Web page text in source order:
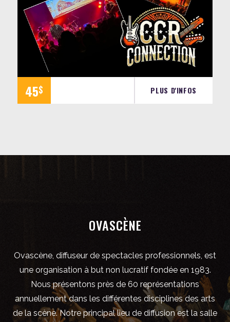
45$ PLUS D'INFOS
OVASCÈNE
Ovascène, diffuseur de spectacles professionnels, est
une organisation à but non lucratif fondée en 1983.
Nous présentons près de 60 représentations
annuellement dans les différentes disciplines des arts
de la scène. Notre principal lieu de diffusion est la salle